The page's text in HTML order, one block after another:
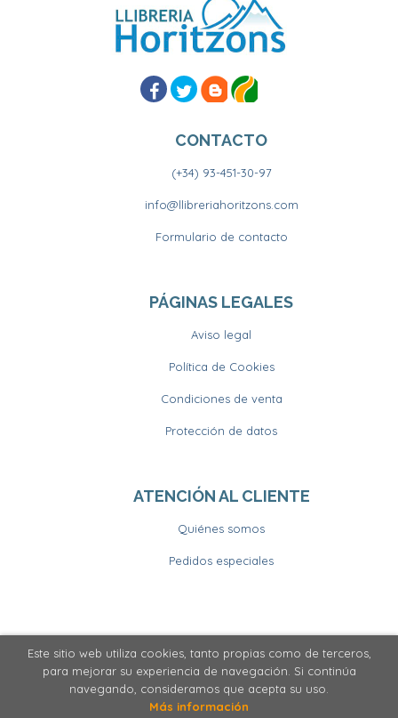
CONTACTO
(+34) 93-451-30-97
info@llibreriahoritzons.com
Formulario de contacto
PÁGINAS LEGALES
Aviso legal
Política de Cookies
Condiciones de venta
Protección de datos
ATENCIÓN AL CLIENTE
Quiénes somos
Pedidos especiales
2026 © Llibrería Horitzons . Todos los Derechos
Reservados
Este sitio web utiliza cookies, tanto propias como de terceros,
para mejorar su experiencia de navegación. Si continúa
navegando, consideramos que acepta su uso.
Más información